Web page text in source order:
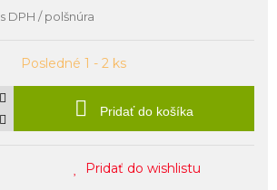
s DPH / polšnúra
Posledné 1 - 2 ks
Pridať do košíka
Pridať do wishlistu